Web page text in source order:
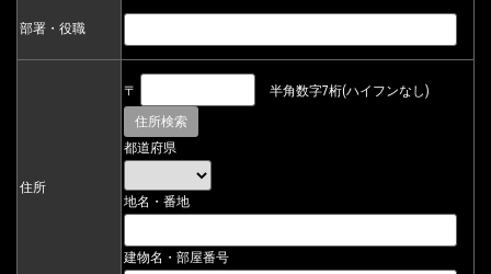
部署・役職
住所
〒 半角数字7桁(ハイフンなし)
都道府県
地名・番地
建物名・部屋番号